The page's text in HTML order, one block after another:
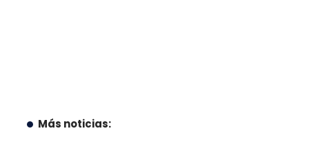
Más noticias: